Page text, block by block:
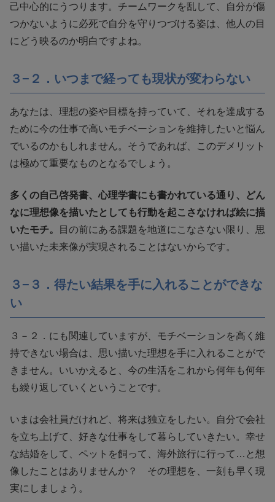
己中心的にうつります。チームワークを乱して、自分が傷
つかないように必死で自分を守りつづける姿は、他人の目
にどう映るのか明白ですよね。
３−２．いつまで経っても現状が変わらない
あなたは、理想の姿や目標を持っていて、それを達成する
ために今の仕事で高いモチベーションを維持したいと悩ん
でいるのかもしれません。そうであれば、このデメリット
は極めて重要なものとなるでしょう。
多くの自己啓発書、心理学書にも書かれている通り、どん
なに理想像を描いたとしても行動を起こさなければ絵に描
いたモチ。
目の前にある課題を地道にこなさない限り、思
い描いた未来像が実現されることはないからです。
３−３．得たい結果を手に入れることができな
い
３－２．にも関連していますが、モチベーションを高く維
持できない場合は、思い描いた理想を手に入れることがで
きません。いいかえると、今の生活をこれから何年も何年
も繰り返していくということです。
いまは会社員だけれど、将来は独立をしたい。自分で会社
を立ち上げて、好きな仕事をして暮らしていきたい。幸せ
な結婚をして、ペットを飼って、海外旅行に行って…と想
像したことはありませんか？ その理想を、一刻も早く現
実にしましょう。